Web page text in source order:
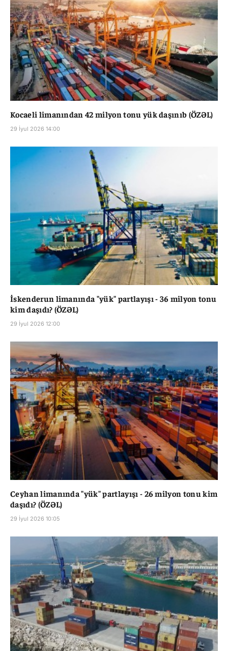
Kocaeli limanından 42 milyon tonu yük daşınıb (ÖZƏL)
29 İyul 2026 14:00
İskenderun limanında "yük" partlayışı - 36 milyon tonu
kim daşıdı? (ÖZƏL)
29 İyul 2026 12:00
Ceyhan limanında "yük" partlayışı - 26 milyon tonu kim
daşıdı? (ÖZƏL)
29 İyul 2026 10:05